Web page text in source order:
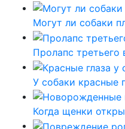
Могут ли собаки
Пролапс третьего
У собаки красные
Когда щенки